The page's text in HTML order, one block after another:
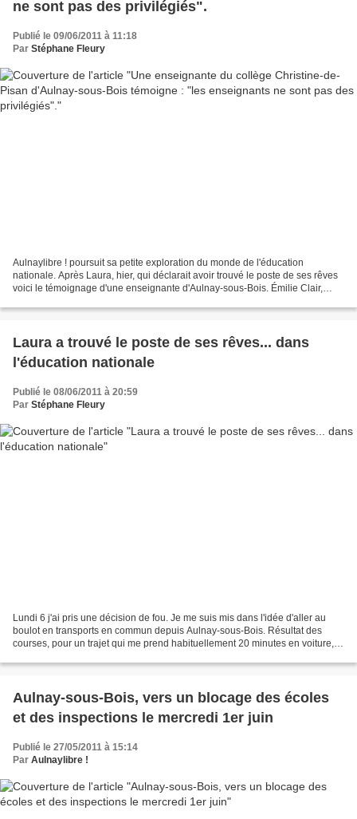
ne sont pas des privilégiés".
Publié le 09/06/2011 à 11:18
Par Stéphane Fleury
Aulnaylibre ! poursuit sa petite exploration du monde de l'éducation
nationale. Après Laura, hier, qui déclarait avoir trouvé le poste de ses rêves
voici le témoignage d'une enseignante d'Aulnay-sous-Bois. Émilie Clair,
Laura a trouvé le poste de ses rêves... dans
l'éducation nationale
Publié le 08/06/2011 à 20:59
Par Stéphane Fleury
Lundi 6 j'ai pris une décision de fou. Je me suis mis dans l'idée d'aller au
boulot en transports en commun depuis Aulnay-sous-Bois. Résultat des
courses, pour un trajet qui me prend habituellement 20 minutes en voiture,
Aulnay-sous-Bois, vers un blocage des écoles
et des inspections le mercredi 1er juin
Publié le 27/05/2011 à 15:14
Par Aulnaylibre !